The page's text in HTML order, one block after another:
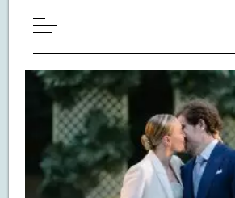
WILL YOU MARRY ME?
LUA DE MEL
COZINHA
DECORAÇÃO
DE NOIVA PRA NOIVA
S.O.S CASADAS